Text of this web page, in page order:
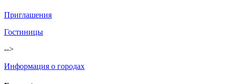
Приглашения
Гостиницы
-->
Информация о городах